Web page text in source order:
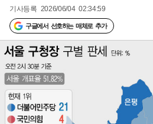
기사등록 2026/06/04 02:34:59
구글에서 선호하는 매체로 추가